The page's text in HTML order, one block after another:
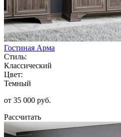
Гостиная Арма
Стиль:
Классический
Цвет:
Темный
от 35 000 руб.
Рассчитать